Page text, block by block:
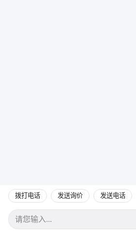
拨打电话 发送询价 发送电话